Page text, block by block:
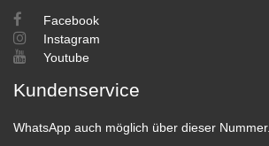
Facebook
Instagram
Youtube
Kundenservice
WhatsApp auch möglich über dieser Nummer.